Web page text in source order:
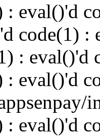
: eval()'d
code(1) :
: eval()'d
: eval()'d
: eval()'d